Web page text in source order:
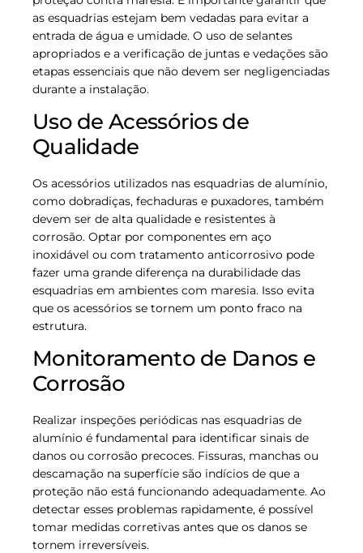
as esquadrias estejam bem vedadas para evitar a
entrada de água e umidade. O uso de selantes
apropriados e a verificação de juntas e vedações são
etapas essenciais que não devem ser negligenciadas
durante a instalação.
Uso de Acessórios de
Qualidade
Os acessórios utilizados nas esquadrias de alumínio,
como dobradiças, fechaduras e puxadores, também
devem ser de alta qualidade e resistentes à
corrosão. Optar por componentes em aço
inoxidável ou com tratamento anticorrosivo pode
fazer uma grande diferença na durabilidade das
esquadrias em ambientes com maresia. Isso evita
que os acessórios se tornem um ponto fraco na
estrutura.
Monitoramento de Danos e
Corrosão
Realizar inspeções periódicas nas esquadrias de
alumínio é fundamental para identificar sinais de
danos ou corrosão precoces. Fissuras, manchas ou
descamação na superfície são indícios de que a
proteção não está funcionando adequadamente. Ao
detectar esses problemas rapidamente, é possível
tomar medidas corretivas antes que os danos se
tornem irreversíveis.